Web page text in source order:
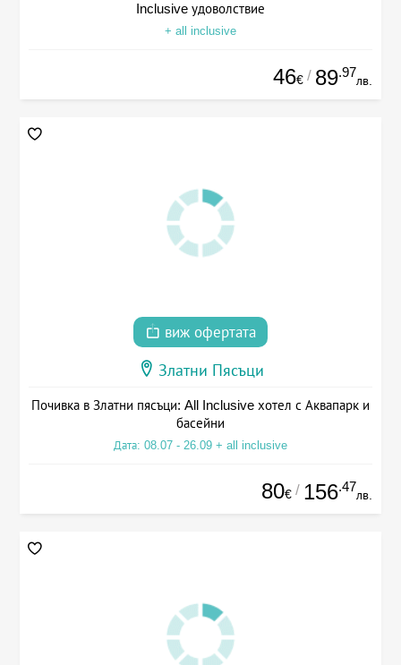
Inclusive удоволствие
+ all inclusive
46€ / 89.97
лв.
виж офертата
Златни Пясъци
Почивка в Златни пясъци: All Inclusive хотел с Аквапарк и
басейни
Дата: 08.07 - 26.09 + all inclusive
80€ / 156.47
лв.